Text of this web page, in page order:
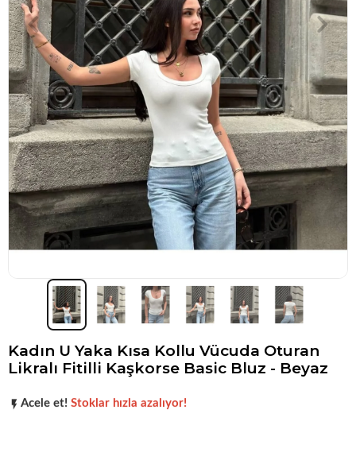
Kadın U Yaka Kısa Kollu Vücuda Oturan
Likralı Fitilli Kaşkorse Basic Bluz - Beyaz
Koleksiyonun en sevilenparçalarından biri.
Acele et! Stoklar hızla azalıyor!